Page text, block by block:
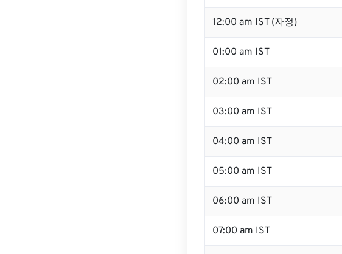
12:00 am IST (자정)
01:00 am IST
02:00 am IST
03:00 am IST
04:00 am IST
05:00 am IST
06:00 am IST
07:00 am IST